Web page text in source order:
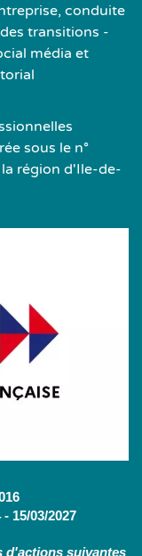
conduite
transitions -
média et
sous le n°
région d'Ile-de-
15/03/2027
d'actions suivantes